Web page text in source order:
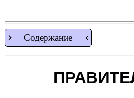
Содержание